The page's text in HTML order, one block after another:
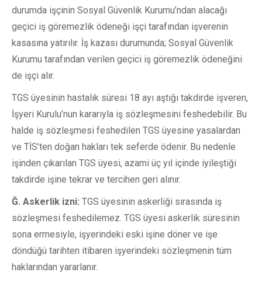
durumda işçinin Sosyal Güvenlik Kurumu’ndan alacağı
geçici iş göremezlik ödeneği işçi tarafından işverenin
kasasına yatırılır. İş kazası durumunda; Sosyal Güvenlik
Kurumu tarafından verilen geçici iş göremezlik ödeneğini
de işçi alır.
TGS üyesinin hastalık süresi 18 ayı aştığı takdirde işveren,
İşyeri Kurulu’nun kararıyla iş sözleşmesini feshedebilir. Bu
halde iş sözleşmesi feshedilen TGS üyesine yasalardan
ve TİS’ten doğan hakları tek seferde ödenir. Bu nedenle
işinden çıkarılan TGS üyesi, azami üç yıl içinde iyileştiği
takdirde işine tekrar ve tercihen geri alınır.
Ğ. Askerlik izni: TGS üyesinin askerliği sırasında iş
sözleşmesi feshedilemez. TGS üyesi askerlik süresinin
sona ermesiyle, işyerindeki eski işine döner ve işe
döndüğü tarihten itibaren işyerindeki sözleşmenin tüm
haklarından yararlanır.